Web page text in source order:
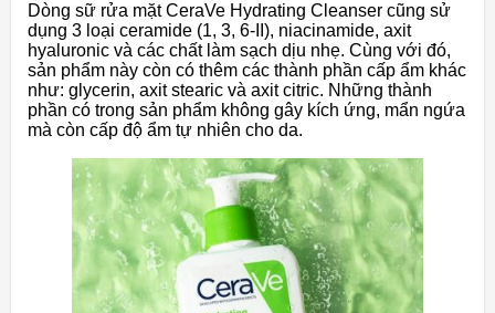
Dòng sữ rửa mặt CeraVe Hydrating Cleanser cũng sử
dụng 3 loại ceramide (1, 3, 6-II), niacinamide, axit
hyaluronic và các chất làm sạch dịu nhẹ. Cùng với đó,
sản phẩm này còn có thêm các thành phần cấp ẩm khác
như: glycerin, axit stearic và axit citric. Những thành
phần có trong sản phẩm không gây kích ứng, mẩn ngứa
mà còn cấp độ ẩm tự nhiên cho da.